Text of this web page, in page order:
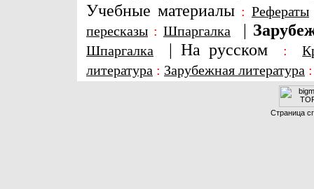
Учебные материалы : Рефераты
пересказы : Шпаргалка |
Шпаргалка | На русском :
литература : Зарубежная литература
Страница